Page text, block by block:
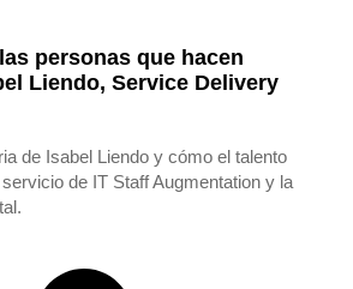
personas que hacen
Liendo, Service Delivery
de Isabel Liendo y cómo el talento
de IT Staff Augmentation y la